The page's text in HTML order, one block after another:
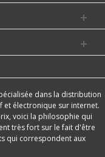
dans la distribution
et électronique sur internet.
voici la philosophie qui
très fort sur le fait d'être
qui correspondent aux